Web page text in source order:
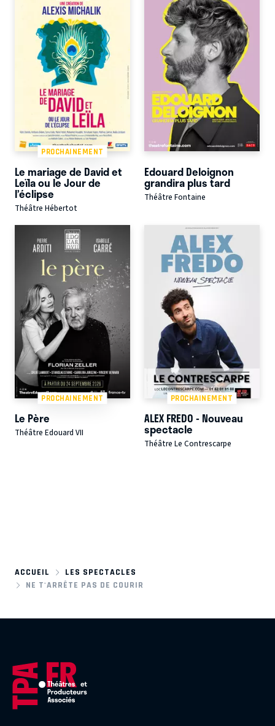
PROCHAINEMENT
Le mariage de David et
Leïla ou le Jour de
l’éclipse
Théâtre Hébertot
Edouard Deloignon
grandira plus tard
Théâtre Fontaine
PROCHAINEMENT
Le Père
Théâtre Edouard VII
PROCHAINEMENT
ALEX FREDO - Nouveau
spectacle
Théâtre Le Contrescarpe
ACCUEIL
LES SPECTACLES
NE T'ARRÊTE PAS DE COURIR